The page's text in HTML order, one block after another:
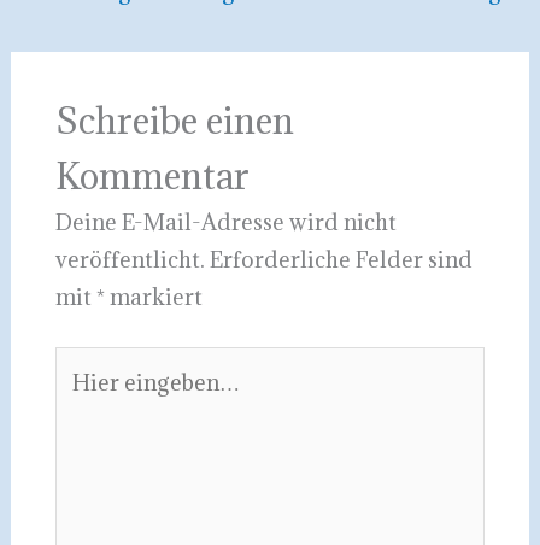
Schreibe einen
Kommentar
Deine E-Mail-Adresse wird nicht
veröffentlicht. Erforderliche Felder sind
mit*markiert
eingeben…